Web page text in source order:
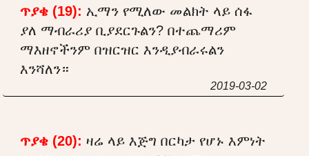
ጥያቄ (19): ኢማን የሚለው መልክት ላይ ሰፋ
ያለ ማብራሪያ ቢያደርጉልን? በተጨማሪም
ማእዘኖችንም በዝርዝር እንዲያብራሩልን
እንሻለን።
2019-03-02
ጥያቄ (20): ዛሬ ላይ እጅግ በርካታ የሆኑ እምነት